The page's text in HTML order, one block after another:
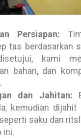
Persiapan:
tas berdasarkan
kami
bahan, dan
dan Jahitan:
kemudian dijahit
saku dan
ini.